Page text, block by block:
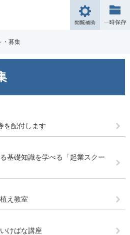
閲
覧
・募集
を配付します
基礎知識を学べる「起業スクー
え教室
けばな講座